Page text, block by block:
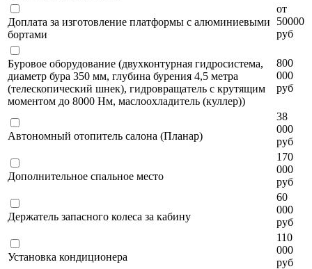
Доплата за изготовление платформы с алюминиевыми
бортами
от
50000
руб
Буровое оборудование (двухконтурная гидросистема,
диаметр бура 350 мм, глубина бурения 4,5 метра
(телескопический шнек), гидровращатель с крутящим
моментом до 8000 Нм, маслоохладитель (куллер))
800
000
руб
Автономный отопитель салона (Планар)
38
000
руб
Дополнительное спальное место
170
000
руб
Держатель запасного колеса за кабину
60
000
руб
Установка кондиционера
110
000
руб